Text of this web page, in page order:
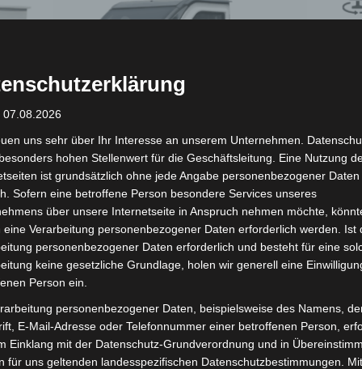
Kostenloser Versand
JONWAY HSL PICKUP ELEKTRO-
LASTENDREIRAD 25-45 KM/H
Bewertet
mit
0
von
5
6.290,00€ *
AUSFÜHRUNG WÄHLEN
weist
Optionen
können
auf
der
Produktseite
gewählt
0
von
5
07.08.2026
uns sehr über Ihr Interesse an unserem Unternehmen.
hohen Stellenwert für die Geschäftsleitung. Eine Nutzung
ist grundsätzlich ohne jede Angabe personenbezogener Daten
Sofern eine betroffene Person besondere Services unseres
über unsere Internetseite in Anspruch nehmen möchte,
eine Verarbeitung personenbezogener Daten erforderlich werden. Ist
personenbezogener Daten erforderlich und besteht für eine
keine gesetzliche Grundlage, holen wir generell eine
Person ein.
personenbezogener Daten, beispielsweise des Namens,
E-Mail-Adresse oder Telefonnummer einer betroffenen Person,
Einklang mit der Datenschutz-Grundverordnung und in
für uns geltenden landesspezifischen Datenschutzbestimmungen.